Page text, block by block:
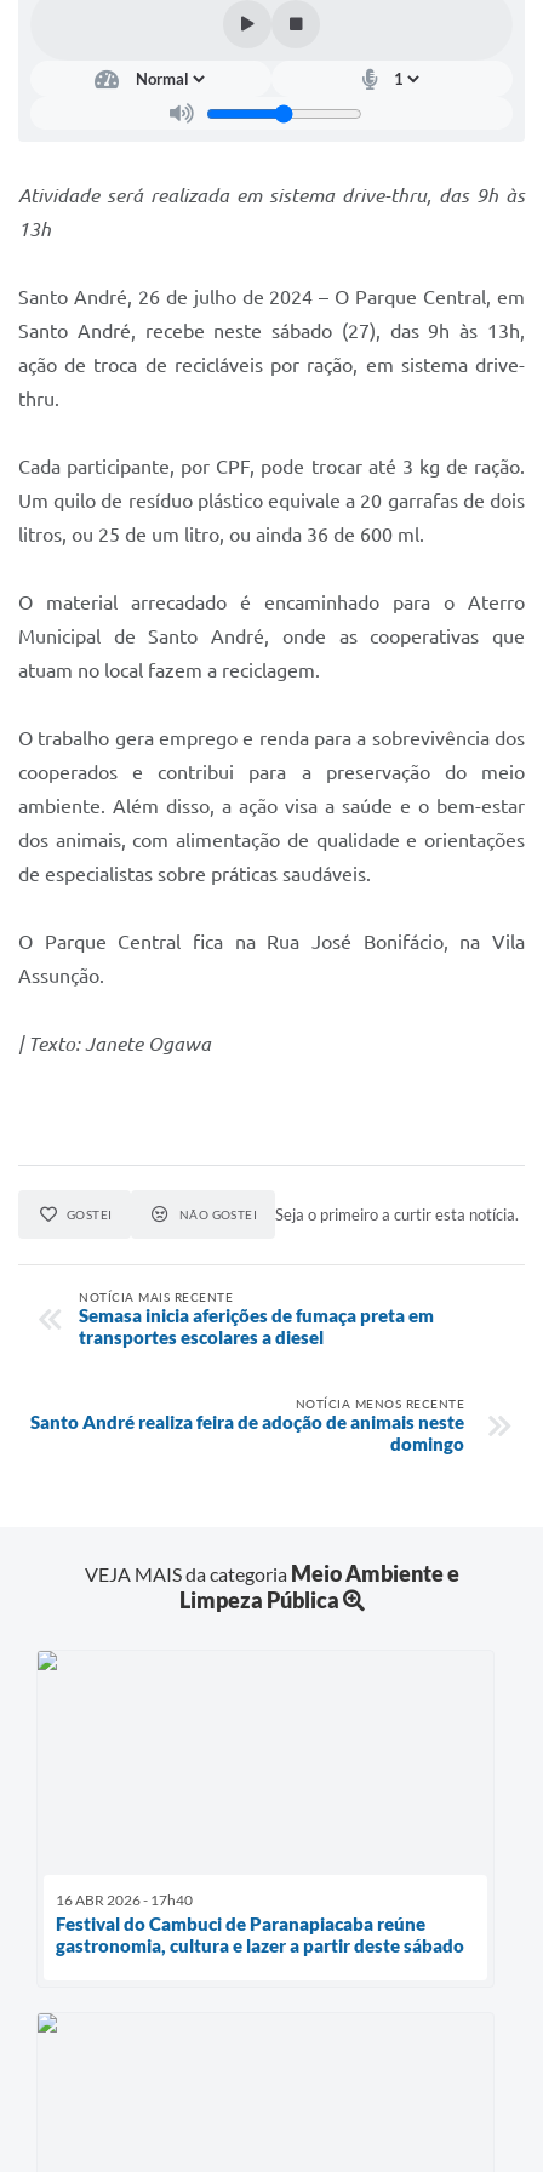
Legislação
Lei de acesso à informação
Mobilidade Urbana Sustentável
Parque Escola
Portal da Educação
Quadra Fiscal
SIC
Sistema Colab
Autarquias
Atividade será realizada em sistema drive-thru, das 9h às
13h
Santo André, 26 de julho de 2024 – O Parque Central, em
Santo André, recebe neste sábado (27), das 9h às 13h,
ação de troca de recicláveis por ração, em sistema drive-
thru.
Cada participante, por CPF, pode trocar até 3 kg de ração.
Um quilo de resíduo plástico equivale a 20 garrafas de dois
litros, ou 25 de um litro, ou ainda 36 de 600 ml.
O material arrecadado é encaminhado para o Aterro
Municipal de Santo André, onde as cooperativas que
atuam no local fazem a reciclagem.
O trabalho gera emprego e renda para a sobrevivência dos
cooperados e contribui para a preservação do meio
ambiente. Além disso, a ação visa a saúde e o bem-estar
dos animais, com alimentação de qualidade e orientações
de especialistas sobre práticas saudáveis.
O Parque Central fica na Rua José Bonifácio, na Vila
Assunção.
| Texto: Janete Ogawa
GOSTEI NÃO GOSTEI Seja o primeiro a curtir esta notícia.
NOTÍCIA MAIS RECENTE
Semasa inicia aferições de fumaça preta em
transportes escolares a diesel
NOTÍCIA MENOS RECENTE
Santo André realiza feira de adoção de animais neste
domingo
VEJA MAIS da categoria Meio Ambiente e
Limpeza Pública
16 ABR 2026 - 17h40
Festival do Cambuci de Paranapiacaba reúne
gastronomia, cultura e lazer a partir deste sábado